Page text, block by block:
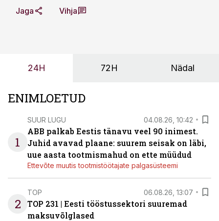
Jaga Vihja
24H 72H Nädal
ENIMLOETUD
1
SUUR LUGU 04.08.26, 10:42
ABB palkab Eestis tänavu veel 90 inimest.
Juhid avavad plaane: suurem seisak on läbi,
uue aasta tootmismahud on ette müüdud
Ettevõte muutis tootmistöötajate palgasüsteemi
2
TOP 06.08.26, 13:07
TOP 231 | Eesti tööstussektori suuremad
maksuvõlglased